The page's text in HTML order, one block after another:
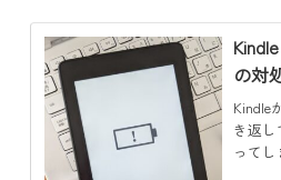
の対
Kindle
き返
って